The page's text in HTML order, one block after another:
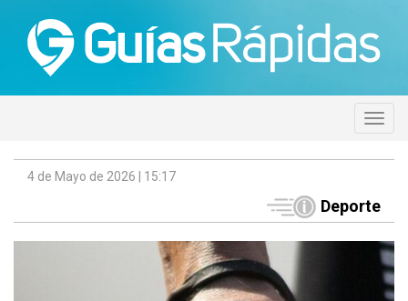
4 de Mayo de 2026 | 15:17
Deporte